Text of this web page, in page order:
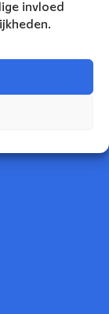
invloed